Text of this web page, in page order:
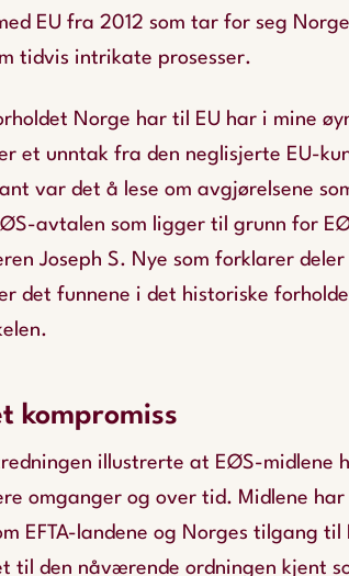
EU fra 2012 som tar for seg
tidvis intrikate prosesser.
Norge har til EU har i mine
et unntak fra den neglisjerte EU-
var det å lese om avgjørelsene
avtalen som ligger til grunn for
Joseph S. Nye som forklarer
det funnene i det historiske
kompromiss
illustrerte at EØS-midlene
omganger og over tid. Midlene
EFTA-landene og Norges tilgang til
til den nåværende ordningen kjent